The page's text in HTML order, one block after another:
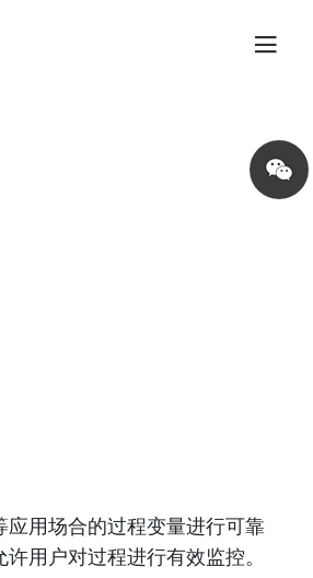
Share
on
wechat
用场合的过程变量进行可靠
用户对过程进行有效监控。